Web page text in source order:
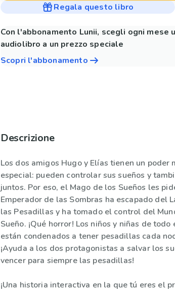
Regala questo libro
Con l'abbonamento Lunii, scegli ogni mese
audiolibro a un prezzo speciale
Scopri l'abbonamento
Descrizione
Los dos amigos Hugo y Elías tienen un poder
especial: pueden controlar sus sueños y
juntos. Por eso, el Mago de los Sueños les
Emperador de las Sombras ha escapado del
las Pesadillas y ha tomado el control del
Sueño. ¡Qué horror! Los niños y niñas de todo
están condenados a tener pesadillas cada
¡Ayuda a los dos protagonistas a salvar los
vencer para siempre las pesadillas!
¡Una historia interactiva en la que tú eres el